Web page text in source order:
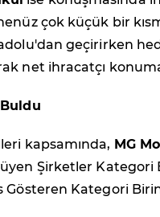
çok küçük bir
geçirirken
net ihracatçı
kapsamında, MG
Şirketler
Gösteren Kategori